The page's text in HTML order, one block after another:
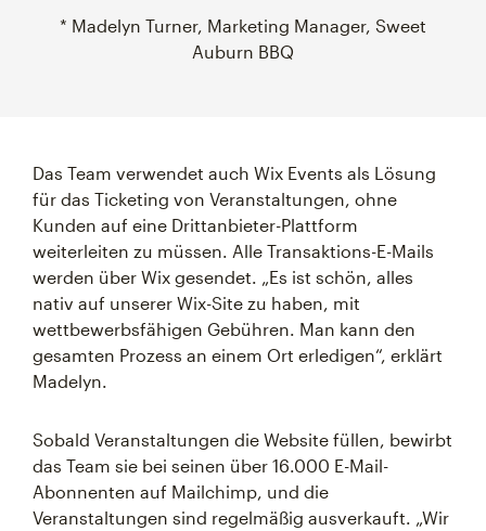
* Madelyn Turner, Marketing Manager, Sweet
Auburn BBQ
Das Team verwendet auch Wix Events als Lösung
für das Ticketing von Veranstaltungen, ohne
Kunden auf eine Drittanbieter-Plattform
weiterleiten zu müssen. Alle Transaktions-E-Mails
werden über Wix gesendet. „Es ist schön, alles
nativ auf unserer Wix-Site zu haben, mit
wettbewerbsfähigen Gebühren. Man kann den
gesamten Prozess an einem Ort erledigen“, erklärt
Madelyn.
Sobald Veranstaltungen die Website füllen, bewirbt
das Team sie bei seinen über 16.000 E-Mail-
Abonnenten auf Mailchimp, und die
Veranstaltungen sind regelmäßig ausverkauft. „Wir